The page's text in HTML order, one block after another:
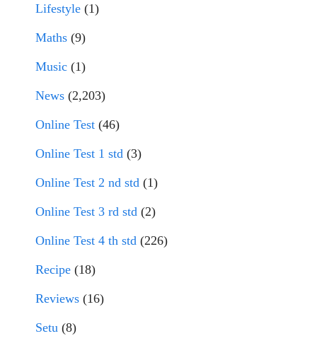
Lifestyle (1)
Maths (9)
Music (1)
News (2,203)
Online Test (46)
Online Test 1 std (3)
Online Test 2 nd std (1)
Online Test 3 rd std (2)
Online Test 4 th std (226)
Recipe (18)
Reviews (16)
Setu (8)